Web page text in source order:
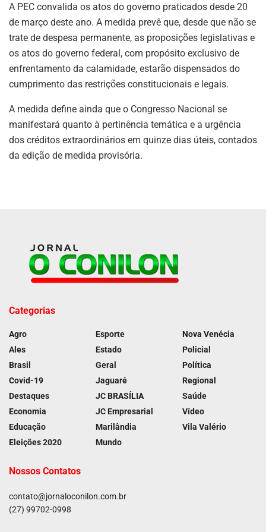
A PEC convalida os atos do governo praticados desde 20
de março deste ano. A medida prevê que, desde que não se
trate de despesa permanente, as proposições legislativas e
os atos do governo federal, com propósito exclusivo de
enfrentamento da calamidade, estarão dispensados do
cumprimento das restrições constitucionais e legais.
A medida define ainda que o Congresso Nacional se
manifestará quanto à pertinência temática e a urgência
dos créditos extraordinários em quinze dias úteis, contados
da edição de medida provisória.
Categorias
Agro
Ales
Brasil
Covid-19
Destaques
Economia
Educação
Eleições 2020
Esporte
Estado
Geral
Jaguaré
JC BRASÍLIA
JC Empresarial
Marilândia
Mundo
Nova Venécia
Policial
Política
Regional
Saúde
Vídeo
Vila Valério
Nossos Contatos
contato@jornaloconilon.com.br
(27) 99702-0998